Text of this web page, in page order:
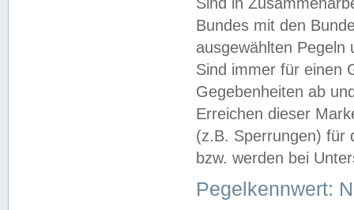
Bundes mit den
ausgewählten
Sind immer für einen
Gegebenheiten ab
Erreichen dieser
(z.B. Sperrungen) für
bzw. werden bei
Pegelkennwert: